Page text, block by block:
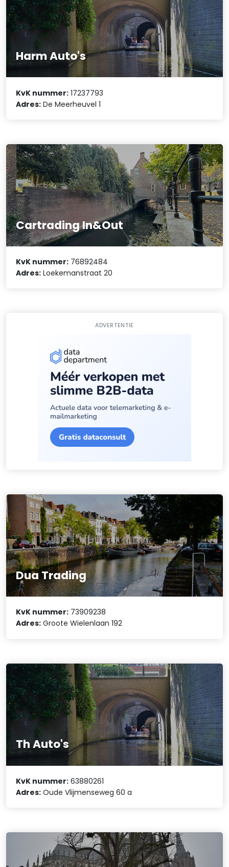
Harm Auto's
KvK nummer: 17237793
Adres: De Meerheuvel 1
Cartrading In&Out
KvK nummer: 76892484
Adres: Loekemanstraat 20
ADVERTENTIE
Dua Trading
KvK nummer: 73909238
Adres: Groote Wielenlaan 192
Th Auto's
KvK nummer: 63880261
Adres: Oude Vlijmenseweg 60 a